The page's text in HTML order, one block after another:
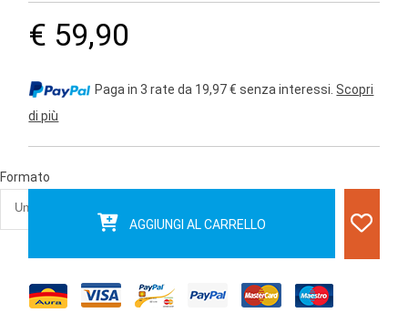
€ 59,90
Paga in 3 rate da 19,97 € senza interessi.Scopri
di più
Formato
AGGIUNGI AL CARRELLO